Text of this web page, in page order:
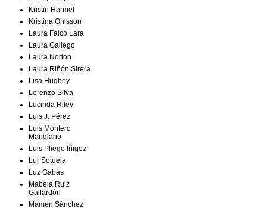
Kristin Harmel
Kristina Ohlsson
Laura Falcó Lara
Laura Gallego
Laura Norton
Laura Riñón Sirera
Lisa Hughey
Lorenzo Silva
Lucinda Riley
Luis J. Pérez
Luis Montero
Manglano
Luis Pliego Iñigez
Lur Sotuela
Luz Gabás
Mabela Ruiz
Gallardón
Mamen Sánchez